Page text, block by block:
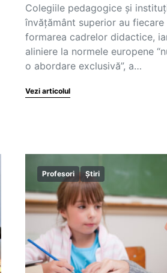
Colegiile pedagogice și
învățământ superior au
formarea cadrelor didactice,
aliniere la normele europene
o abordare exclusivă”, a…
Vezi articolul
Profesori Știri